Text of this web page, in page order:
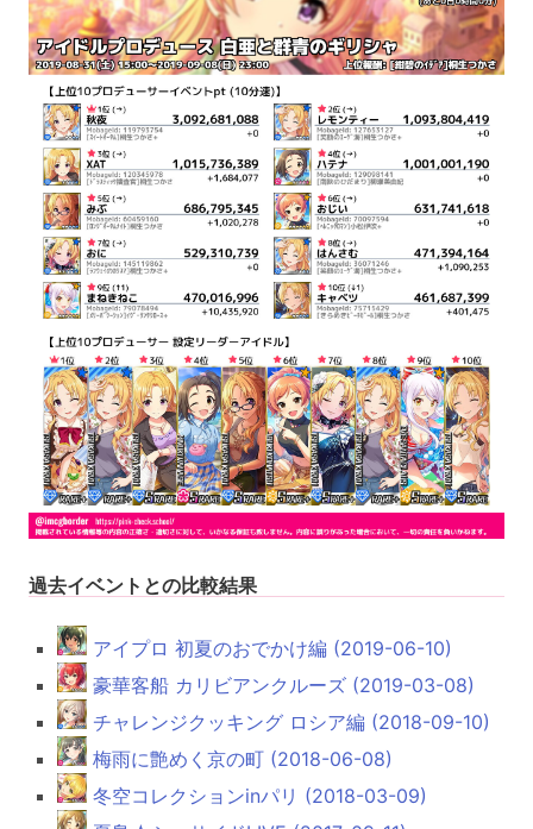
過去イベントとの比較結果
アイプロ 初夏のおでかけ編 (2019-06-10)
豪華客船 カリビアンクルーズ (2019-03-08)
チャレンジクッキング ロシア編 (2018-09-10)
梅雨に艶めく京の町 (2018-06-08)
冬空コレクションinパリ (2018-03-09)